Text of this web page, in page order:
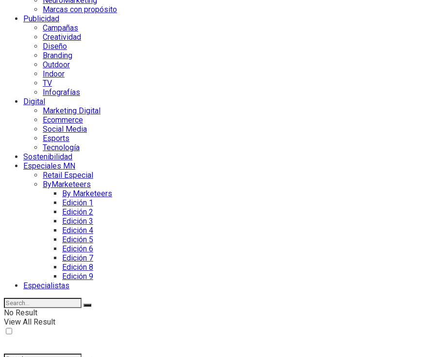
Marcas con propósito
Publicidad
Campañas
Creatividad
Diseño
Branding
Outdoor
Indoor
TV
Infografías
Digital
Marketing Digital
Ecommerce
Social Media
Esports
Tecnología
Sostenibilidad
Especiales MN
Retail Especial
ByMarketeers
By Marketeers
Edición 1
Edición 2
Edición 3
Edición 4
Edición 5
Edición 6
Edición 7
Edición 8
Edición 9
Especialistas
No Result
View All Result